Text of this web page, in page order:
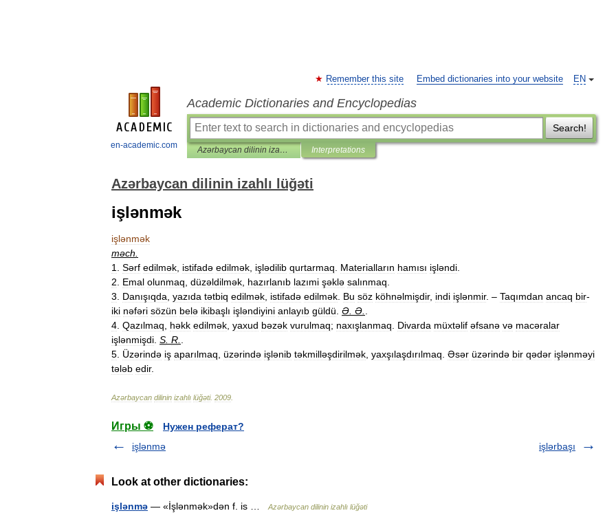
en-academic.com
EN
Remember this site Embed dictionaries into your website
Academic Dictionaries and Encyclopedias
Search!
Azərbaycan dilinin izahlı lüğəti Interpretations
Azərbaycan dilinin izahlı lüğəti
işlənmək
işlənmək
məch
1
Sərf edilmək istifadə edilmək işlədilib qurtarmaq Materialların hamısı işləndi
2
Emal olunmaq düzəldilmək hazırlanıb lazımi şəklə salınmaq
3
Danışıqda yazıda tətbiq edilmək istifadə edilmək Bu söz köhnəlmişdir, indi işlənmir. – Taqımdan ancaq bir-
iki nəfəri sözün belə ikibaşlı işləndiyini anlayıb güldü Ə Ə
4 Qazılmaq həkk edilmək yaxud bəzək vurulmaq; naxışlanmaq Divarda müxtəlif əfsanə və macəralar
işlənmişdi S R
5 Üzərində iş aparılmaq üzərində işlənib təkmilləşdirilmək yaxşılaşdırılmaq Əsər üzərində bir qədər işlənməyi
tələb edir.
Azərbaycan dilinin izahlı lüğəti. 2009
Игры ⚽
Нужен реферат?
işlənmə
işlərbaşı
Look at other dictionaries:
işlənmə — «İşlənmək»dən f. is … Azərbaycan dilinin izahlı lüğəti